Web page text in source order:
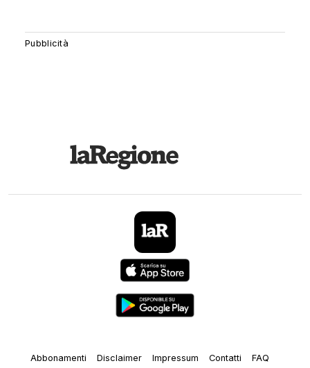
Abbonamenti Disclaimer Impressum Contatti
FAQ